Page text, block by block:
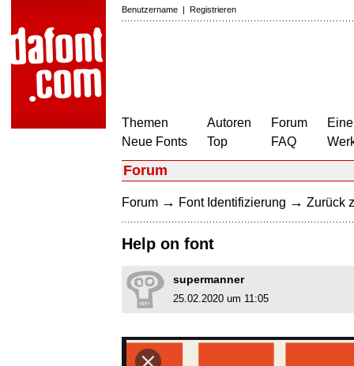
Benutzername | Registrieren
Themen
Neue Fonts
Autoren
Top
Forum
FAQ
Forum
Forum → Font Identifizierung → Zurück
Help on font
supermanner
25.02.2020 um 11:05